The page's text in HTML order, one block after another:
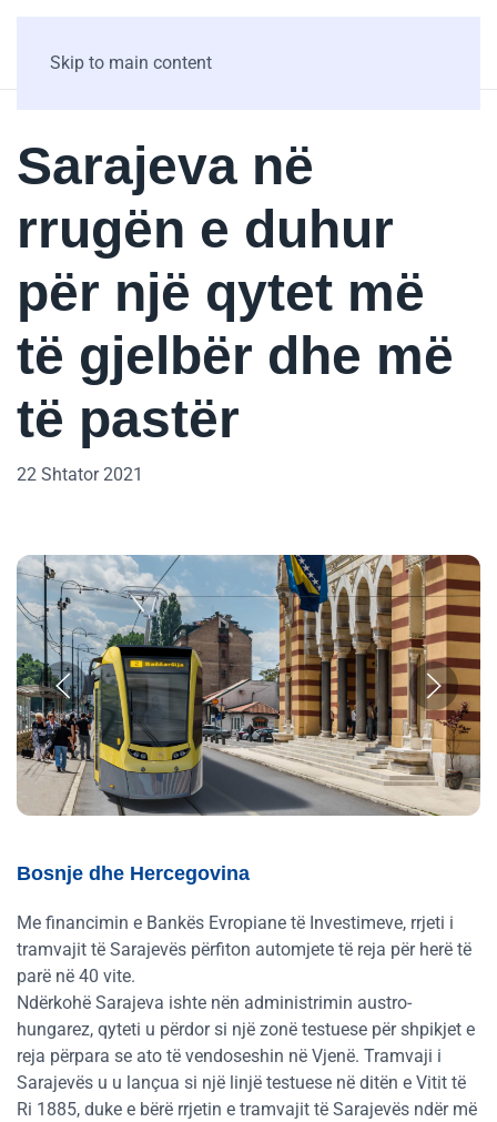
Skip to main content
Sarajeva në
rrugën e duhur
për një qytet më
të gjelbër dhe më
të pastër
22 Shtator 2021
Bosnje dhe Hercegovina
Me financimin e Bankës Evropiane të Investimeve, rrjeti i
tramvajit të Sarajevës përfiton automjete të reja për herë të
parë në 40 vite.
Ndërkohë Sarajeva ishte nën administrimin austro-
hungarez, qyteti u përdor si një zonë testuese për shpikjet e
reja përpara se ato të vendoseshin në Vjenë. Tramvaji i
Sarajevës u u lançua si një linjë testuese në ditën e Vitit të
Ri 1885, duke e bërë rrjetin e tramvajit të Sarajevës ndër më